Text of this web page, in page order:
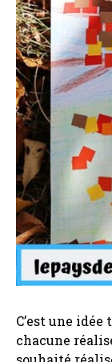
C’est une
chacune